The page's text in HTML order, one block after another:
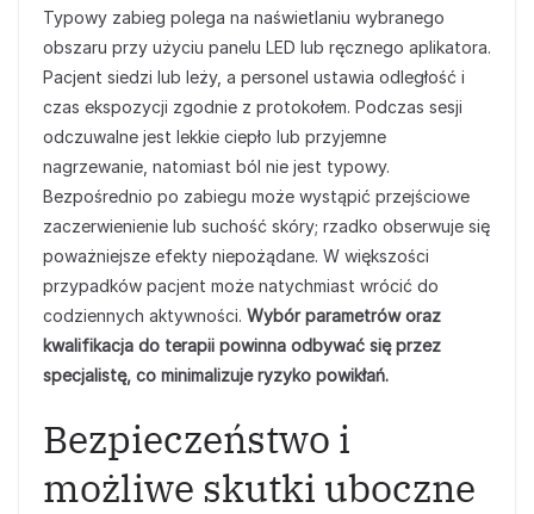
Typowy zabieg polega na naświetlaniu wybranego
obszaru przy użyciu panelu LED lub ręcznego aplikatora.
Pacjent siedzi lub leży, a personel ustawia odległość i
czas ekspozycji zgodnie z protokołem. Podczas sesji
odczuwalne jest lekkie ciepło lub przyjemne
nagrzewanie, natomiast ból nie jest typowy.
Bezpośrednio po zabiegu może wystąpić przejściowe
zaczerwienienie lub suchość skóry; rzadko obserwuje się
poważniejsze efekty niepożądane. W większości
przypadków pacjent może natychmiast wrócić do
codziennych aktywności. Wybór parametrów oraz
kwalifikacja do terapii powinna odbywać się przez
specjalistę, co minimalizuje ryzyko powikłań.
Bezpieczeństwo i
możliwe skutki uboczne